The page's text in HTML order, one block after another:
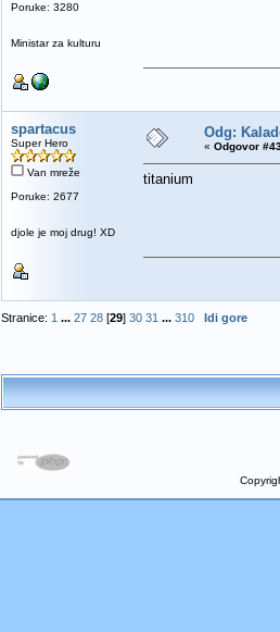
Poruke: 3280
Ministar za kulturu
spartacus
Super Hero
Van mreže
Poruke: 2677
djole je moj drug! XD
Odg:
« Odgovor
titanium
Stranice: 1 ... 27 28[29] 30 31 ... 310 Idi gore